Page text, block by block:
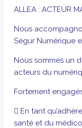
ALLEA : ACTEUR
Nous
Ségur Numérique
Nous sommes un
acteurs du
Fortement
 En tant
santé et du